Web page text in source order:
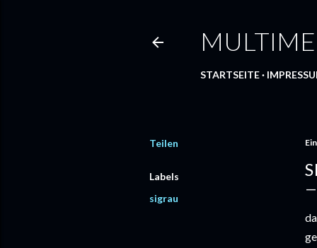
STARTSEITE
Teilen
Labels
sigrau